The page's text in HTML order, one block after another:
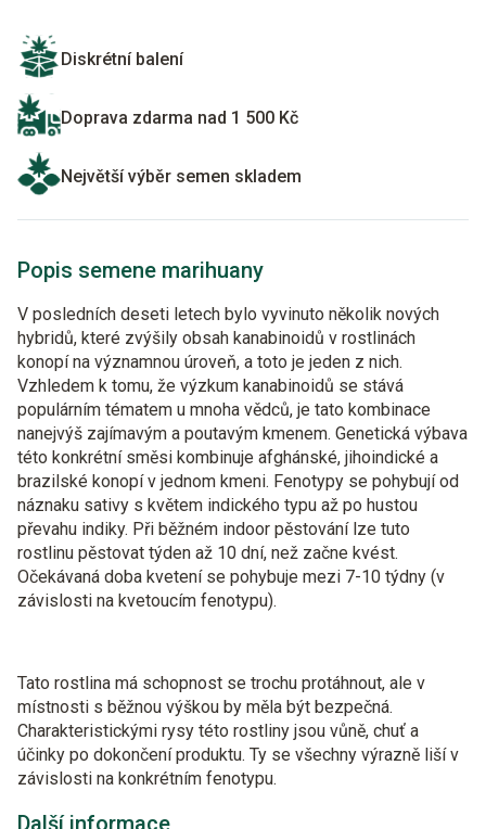
Diskrétní balení
Doprava zdarma nad 1 500 Kč
Největší výběr semen skladem
Popis semene marihuany
V posledních deseti letech bylo vyvinuto několik nových
hybridů, které zvýšily obsah kanabinoidů v rostlinách
konopí na významnou úroveň, a toto je jeden z nich.
Vzhledem k tomu, že výzkum kanabinoidů se stává
populárním tématem u mnoha vědců, je tato kombinace
nanejvýš zajímavým a poutavým kmenem. Genetická výbava
této konkrétní směsi kombinuje afghánské, jihoindické a
brazilské konopí v jednom kmeni. Fenotypy se pohybují od
náznaku sativy s květem indického typu až po hustou
převahu indiky. Při běžném indoor pěstování lze tuto
rostlinu pěstovat týden až 10 dní, než začne kvést.
Očekávaná doba kvetení se pohybuje mezi 7-10 týdny (v
závislosti na kvetoucím fenotypu).
Tato rostlina má schopnost se trochu protáhnout, ale v
místnosti s běžnou výškou by měla být bezpečná.
Charakteristickými rysy této rostliny jsou vůně, chuť a
účinky po dokončení produktu. Ty se všechny výrazně liší v
závislosti na konkrétním fenotypu.
Další informace